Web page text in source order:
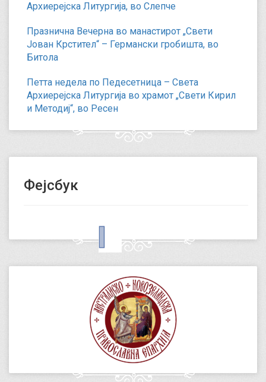
Архиерејска Литургија, во Слепче
Празнична Вечерна во манастирот „Свети
Јован Крстител“ – Германски гробишта, во
Битола
Петта недела по Педесетница – Света
Архиерејска Литургија во храмот „Свети Кирил
и Методиј“, во Ресен
Фејсбук